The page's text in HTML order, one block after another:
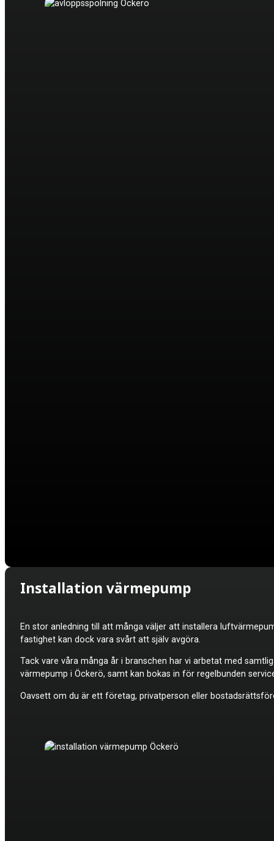
Installation värmepump
En stor anledning till att många väljer att installera
fastighet kan dock vara svårt att själv avgöra.
Tack vare våra många år i branschen har vi arbetat med
värmepump i Öckerö, samt kan bokas in för regelbunden
Oavsett om du är ett företag, privatperson eller